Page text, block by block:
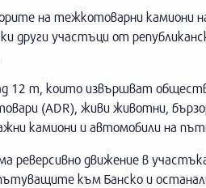
на тежкотоварни камиони
други участъци от
12 т, които извършват
(ADR), живи животни,
камиони и автомобили на
реверсивно движение в
към Банско и